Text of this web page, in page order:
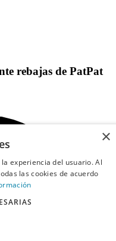
rebajas de PatPat
×
experiencia del usuario. Al
las cookies de acuerdo